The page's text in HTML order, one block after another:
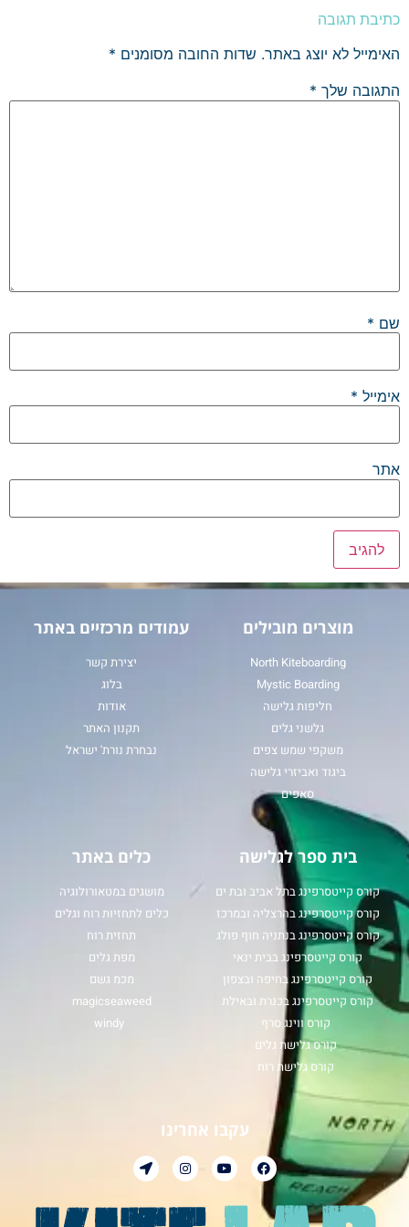
כתיבת תגובה
האימייל לא יוצג באתר. שדות החובה מסומנים *
התגובה שלך *
שם *
אימייל *
אתר
מוצרים מובילים
North Kiteboarding
Mystic Boarding
חליפות גלישה
גלשני גלים
משקפי שמש צפים
ביגוד ואביזרי גלישה
סאפים
עמודים מרכזיים באתר
יצירת קשר
בלוג
אודות
תקנון האתר
נבחרת נורת' ישראל
בית ספר לגלישה
קורס קייטסרפינג בתל אביב ובת ים
קורס קייטסרפינג בהרצליה ובמרכז
קורס קייטסרפינג בנתניה חוף פולג
קורס קייטסרפינג בבית ינאי
קורס קייטסרפינג בחיפה ובצפון
קורס קייטסרפינג בכנרת ובאילת
קורס ווינג סרף
קורס גלישת גלים
קורס גלישת רוח
כלים באתר
מושגים במטאורולוגיה
כלים לתחזיות רוח וגלים
תחזית רוח
מפת גלים
מכמ גשם
magicseaweed
windy
עקבו אחרינו